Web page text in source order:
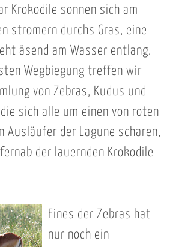
Krokodile sonnen sich am
stromern durchs Gras, eine
äsend am Wasser entlang.
Wegbiegung treffen wir
von Zebras, Kudus und
sich alle um einen von roten
Ausläufer der Lagune scharen,
der lauernden Krokodile
Eines der Zebras hat
nur noch ein